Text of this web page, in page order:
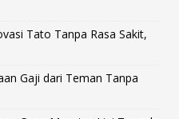
Tato Tanpa Rasa Sakit,
Gaji dari Teman Tanpa